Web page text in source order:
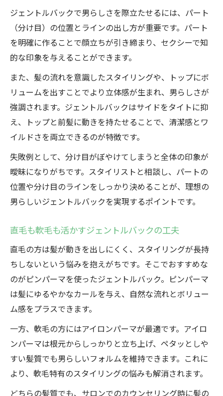
ジェントルバックで男らしさを際立たせるには、パート
（分け目）の位置とラインの出し方が重要です。パート
を明確に作ることで顔立ちが引き締まり、セクシーで知
的な印象を与えることができます。
また、髪の流れを意識したスタイリングや、トップにボ
リュームを出すことでより立体感が生まれ、男らしさが
強調されます。ジェントルバックはサイドをタイトに抑
え、トップと前髪に動きを持たせることで、清潔感とワ
イルドさを両立できるのが特徴です。
失敗例として、分け目がぼやけてしまうと全体の印象が
曖昧になりがちです。スタイリストと相談し、パートの
位置や分け目のラインをしっかり決めることが、理想の
男らしいジェントルバックを実現するポイントです。
直毛も軟毛も活かすジェントルバックの工夫
直毛の方は髪が動きを出しにくく、スタイリングが長持
ちしないという悩みを抱えがちです。そこでおすすめな
のがピンパーマを使ったジェントルバック。ピンパーマ
は髪にゆるやかなカールを与え、自然な流れとボリュー
ム感をプラスできます。
一方、軟毛の方にはアイロンパーマが最適です。アイロ
ンパーマは根元からしっかりと立ち上げ、ペタッとしや
すい髪質でも男らしいフォルムを維持できます。これに
より、軟毛特有のスタイリングの悩みも解消されます。
どちらの髪質でも、サロンでのカウンセリング時に髪の